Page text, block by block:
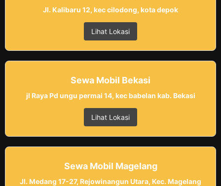
Jl. Kalibaru 12, kec cilodong, kota depok
Lihat Lokasi
Sewa Mobil Bekasi
jl Raya Pd ungu permai 14, kec babelan kab. Bekasi
Lihat Lokasi
Sewa Mobil Magelang
Jl. Medang 17-27, Rejowinangun Utara, Kec. Magelang